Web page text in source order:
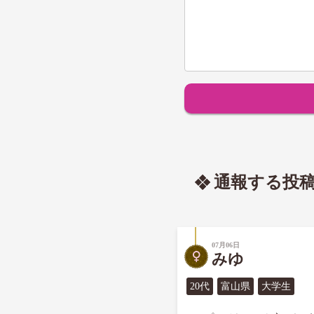
通報する投
07月06日
みゆ
20代 富山県 大学生